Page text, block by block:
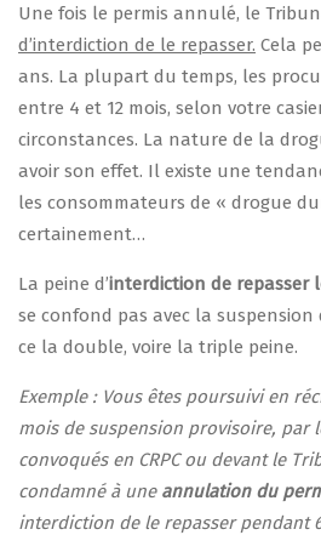
Une fois le permis annulé, le
d’interdiction de le repasser. Cela
ans. La plupart du temps, les
entre 4 et 12 mois, selon votre
circonstances. La nature de la
avoir son effet. Il existe une
les consommateurs de « drogue
certainement…
La peine d’interdiction de repasser
se confond pas avec la suspension
ce la double, voire la triple peine.
Exemple : Vous êtes poursuivi en
mois de suspension provisoire, par
convoqués en CRPC ou devant le
condamné à une annulation du
interdiction de le repasser pendant